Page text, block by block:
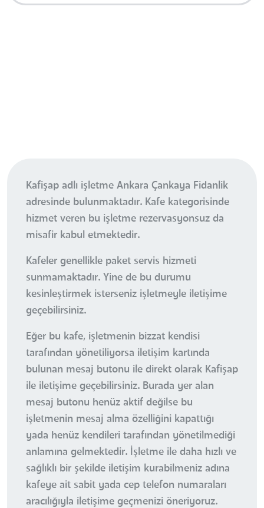
Kafişap adlı işletme Ankara Çankaya Fidanlik
adresinde bulunmaktadır. Kafe kategorisinde
hizmet veren bu işletme rezervasyonsuz da
misafir kabul etmektedir.
Kafeler genellikle paket servis hizmeti
sunmamaktadır. Yine de bu durumu
kesinleştirmek isterseniz işletmeyle iletişime
geçebilirsiniz.
Eğer bu kafe, işletmenin bizzat kendisi
tarafından yönetiliyorsa iletişim kartında
bulunan mesaj butonu ile direkt olarak Kafişap
ile iletişime geçebilirsiniz. Burada yer alan
mesaj butonu henüz aktif değilse bu
işletmenin mesaj alma özelliğini kapattığı
yada henüz kendileri tarafından yönetilmediği
anlamına gelmektedir. İşletme ile daha hızlı ve
sağlıklı bir şekilde iletişim kurabilmeniz adına
kafeye ait sabit yada cep telefon numaraları
aracılığıyla iletişime geçmenizi öneriyoruz.